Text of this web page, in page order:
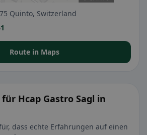
Quinto, Switzerland
Route in Maps
Hcap Gastro Sagl in
dass echte Erfahrungen auf einen